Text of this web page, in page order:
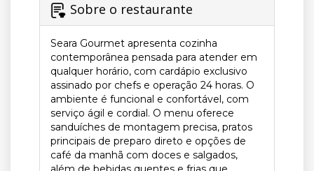
Sobre o restaurante
Seara Gourmet apresenta cozinha
contemporânea pensada para atender em
qualquer horário, com cardápio exclusivo
assinado por chefs e operação 24 horas. O
ambiente é funcional e confortável, com
serviço ágil e cordial. O menu oferece
sanduíches de montagem precisa, pratos
principais de preparo direto e opções de
café da manhã com doces e salgados,